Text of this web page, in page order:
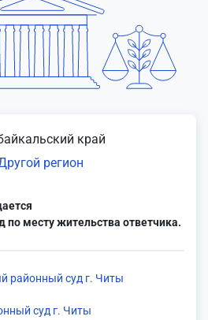
край
регион
по месту жительства ответчика.
районный суд г. Читы
суд г. Читы